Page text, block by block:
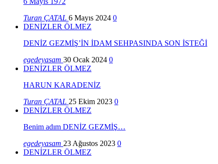
Turan ÇATAL 6 Mayıs 2024 0
DENİZLER ÖLMEZ
DENİZ GEZMİŞ’İN İDAM SEHPASINDA SON İSTEĞİ
egedeyasam 30 Ocak 2024 0
DENİZLER ÖLMEZ
HARUN KARADENİZ
Turan ÇATAL 25 Ekim 2023 0
DENİZLER ÖLMEZ
Benim adım DENİZ GEZMİŞ…
egedeyasam 23 Ağustos 2023 0
DENİZLER ÖLMEZ